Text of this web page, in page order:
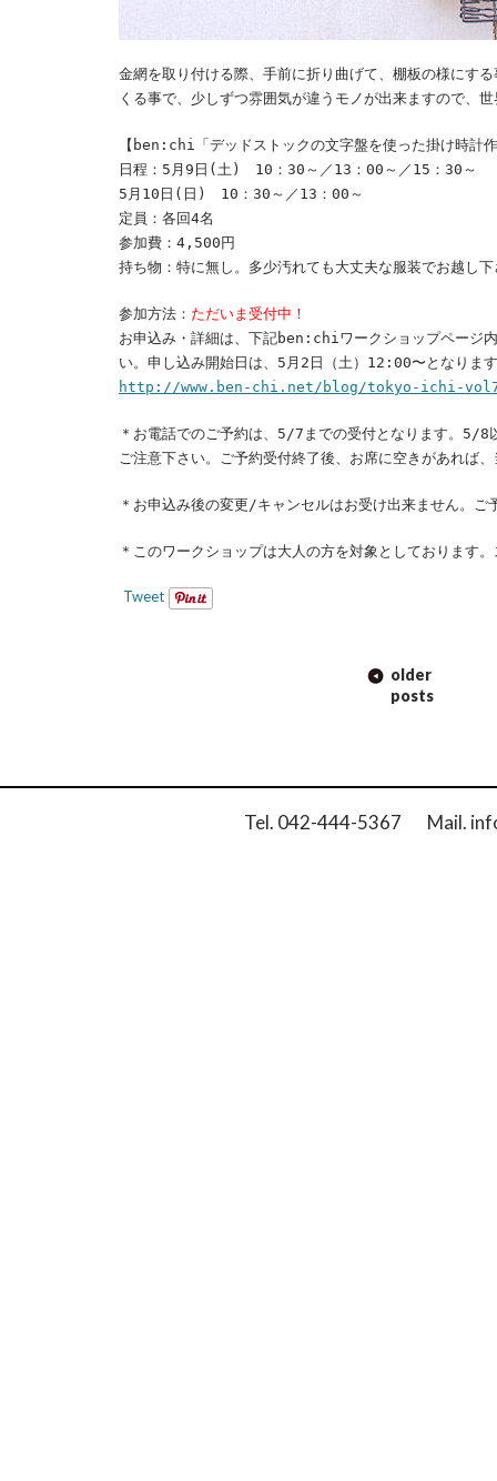
金網を取り付ける際、手前に折り曲げて、棚板の様にす
くる事で、少しずつ雰囲気が違うモノが出来ますので、
【ben:chi「デッドストックの文字盤を使った掛け時計
日程：5月9日(土) 10：30～／13：00～／15：30～
5月10日(日) 10：30～／13：00～
定員：各回4名
参加費：4,500円
持ち物：特に無し。多少汚れても大丈夫な服装でお越し下
参加方法： ただいま受付中！
お申込み・詳細は、下記ben:chiワークショップページ
い。申し込み開始日は、5月2日（土）12:00〜となりま
http://www.ben-chi.net/blog/tokyo-ichi-
＊お電話でのご予約は、5/7までの受付となります。5/8
ご注意下さい。ご予約受付終了後、お席に空きがあれば
＊お申込み後の変更/キャンセルはお受け出来ません。
＊このワークショップは大人の方を対象としております
Tweet
older
posts
Tel. 042-444-5367 Mail.